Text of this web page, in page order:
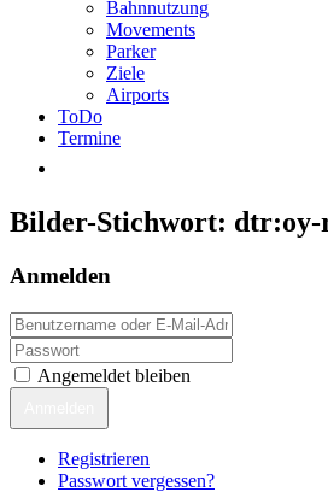
Bahnnutzung
Movements
Parker
Ziele
Airports
ToDo
Termine
Bilder-Stichwort:
Anmelden
Angemeldet bleiben
Registrieren
Passwort vergessen?